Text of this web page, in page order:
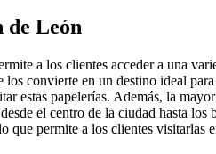
de León
a los clientes acceder a una
convierte en un destino ideal
estas papelerías. Además, la
el centro de la ciudad hasta
permite a los clientes visitarlas